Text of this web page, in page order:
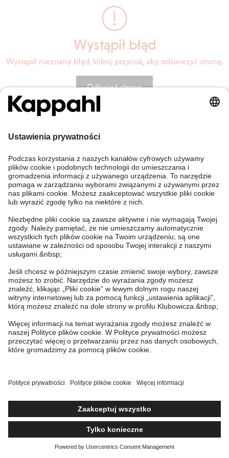
Wystąpił błąd
Wystąpił nieznany błąd, kliknij przycisk, aby odświeżyć stronę.
Odśwież stronę